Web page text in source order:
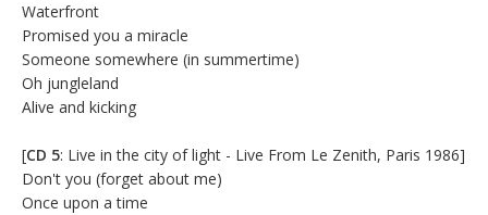
Waterfront
Promised you a miracle
Someone somewhere (in summertime)
Oh jungleland
Alive and kicking
[CD 5: Live in the city of light - Live From Le Zenith, Paris 1986]
Don't you (forget about me)
Once upon a time